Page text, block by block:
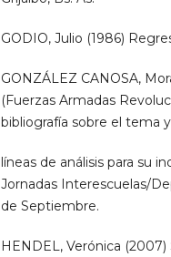
GODIO, Julio (1986)
GONZÁLEZ CANOSA,
(Fuerzas Armadas
bibliografía sobre el tema
líneas de análisis para su
Jornadas Interescuelas/
de Septiembre.
HENDEL, Verónica